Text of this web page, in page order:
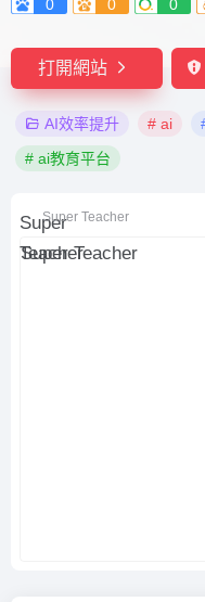
0 0 0
打開網站
AI效率提升 # ai
# ai教育平台
Super Teacher